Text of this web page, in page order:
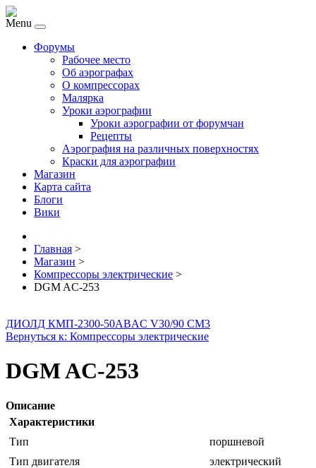
Menu
Форумы
Рабочее место
Об аэрографах
О компрессорах
Малярка
Уроки аэрографии
Уроки аэрографии от форумчан
Рецепты
Аэрография на различных поверхностях
Краски для аэрографии
Магазин
Карта сайта
Блоги
Вики
Главная >
Магазин >
Компрессоры электрические >
DGM AC-253
ДИОЛД КМП-2300-50ABAC V30/90 CM3
Вернуться к: Компрессоры электрические
DGM AC-253
Описание
Характеристики
Тип
поршневой
Тип двигателя
электрический